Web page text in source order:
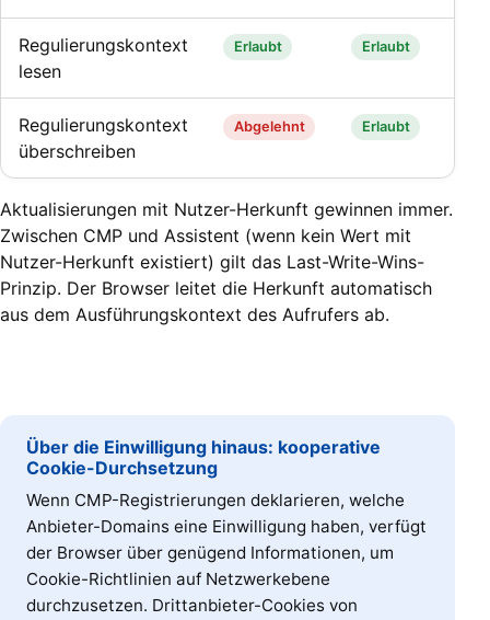
Regulierungskontext
lesen
Erlaubt Erlaubt
Regulierungskontext
überschreiben
Abgelehnt Erlaubt
Aktualisierungen mit Nutzer-Herkunft gewinnen immer.
Zwischen CMP und Assistent (wenn kein Wert mit
Nutzer-Herkunft existiert) gilt das Last-Write-Wins-
Prinzip. Der Browser leitet die Herkunft automatisch
aus dem Ausführungskontext des Aufrufers ab.
Über die Einwilligung hinaus: kooperative
Cookie-Durchsetzung
Wenn CMP-Registrierungen deklarieren, welche
Anbieter-Domains eine Einwilligung haben, verfügt
der Browser über genügend Informationen, um
Cookie-Richtlinien auf Netzwerkebene
durchzusetzen. Drittanbieter-Cookies von